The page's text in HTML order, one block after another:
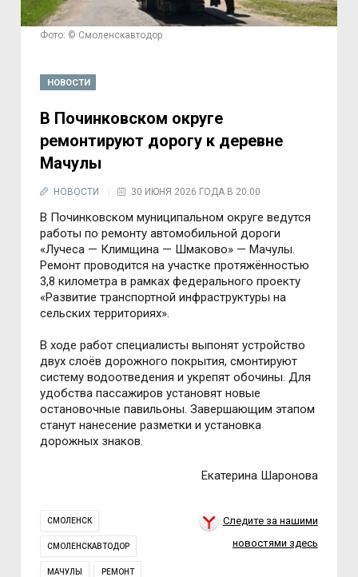
Фото: © Смоленскавтодор
НОВОСТИ
В Починковском округе
ремонтируют дорогу к деревне
Мачулы
НОВОСТИ 30 ИЮНЯ 2026 ГОДА В 20:00
В Починковском муниципальном округе ведутся
работы по ремонту автомобильной дороги
«Лучеса — Климщина — Шмаково» — Мачулы.
Ремонт проводится на участке протяжённостью
3,8 километра в рамках федерального проекту
«Развитие транспортной инфраструктуры на
сельских территориях».
В ходе работ специалисты выпонят устройство
двух слоёв дорожного покрытия, смонтируют
систему водоотведения и укрепят обочины. Для
удобства пассажиров установят новые
остановочные павильоны. Завершающим этапом
станут нанесение разметки и установка
дорожных знаков.
Екатерина Шаронова
СМОЛЕНСК
СМОЛЕНСКАВТОДОР
МАЧУЛЫ РЕМОНТ
Следите за нашими
новостями здесь